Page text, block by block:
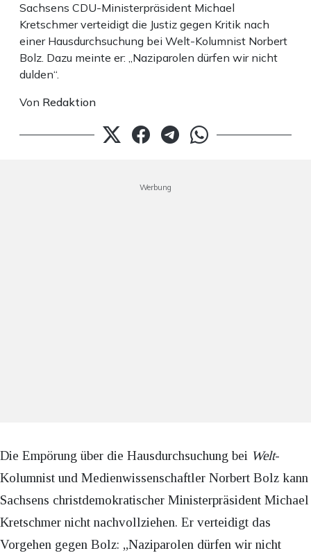
Sachsens CDU-Ministerpräsident Michael
Kretschmer verteidigt die Justiz gegen Kritik nach
einer Hausdurchsuchung bei Welt-Kolumnist Norbert
Bolz. Dazu meinte er: „Naziparolen dürfen wir nicht
dulden“.
Von Redaktion
Werbung
Die Empörung über die Hausdurchsuchung bei Welt-
Kolumnist und Medienwissenschaftler Norbert Bolz kann
Sachsens christdemokratischer Ministerpräsident Michael
Kretschmer nicht nachvollziehen. Er verteidigt das
Vorgehen gegen Bolz: „Naziparolen dürfen wir nicht